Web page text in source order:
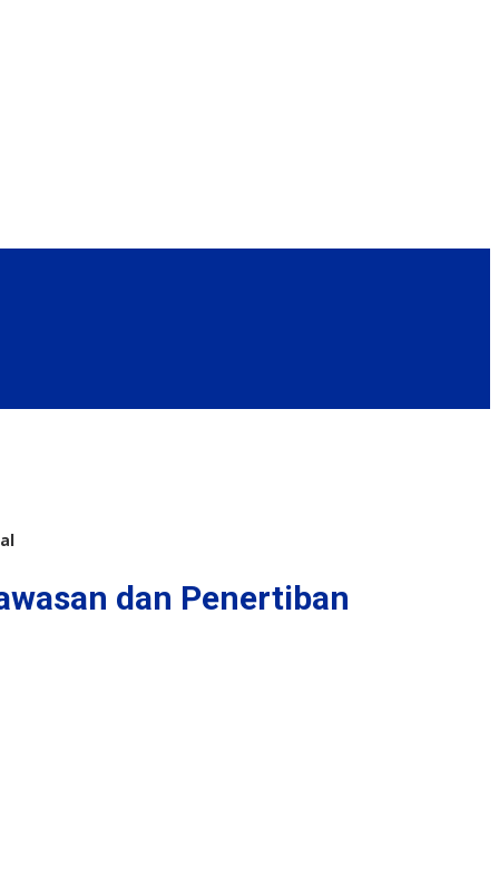
dan Penertiban